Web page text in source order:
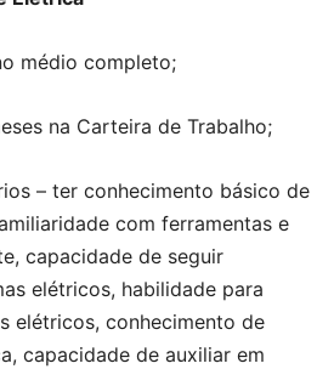
médio completo;
na Carteira de Trabalho;
– ter conhecimento básico de
com ferramentas e
capacidade de seguir
elétricos, habilidade para
elétricos, conhecimento de
capacidade de auxiliar em